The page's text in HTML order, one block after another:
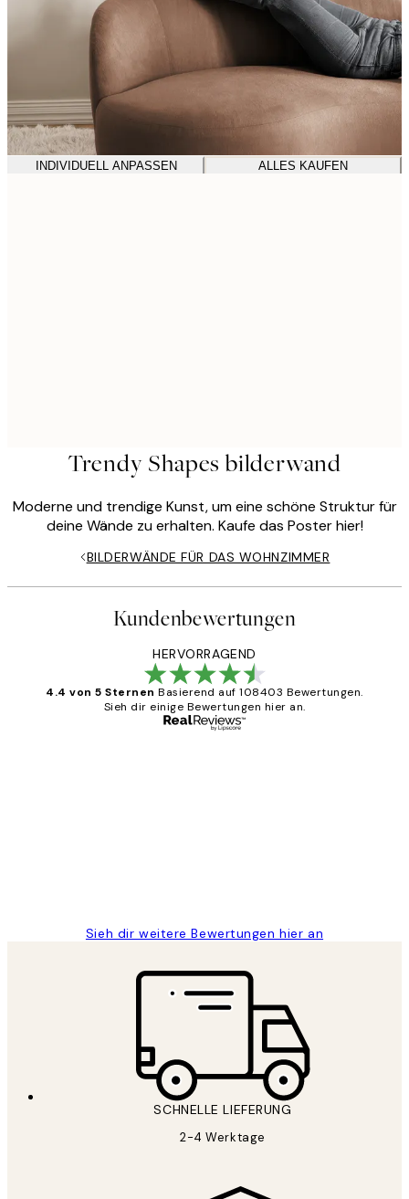
INDIVIDUELL ANPASSEN ALLES KAUFEN
Trendy Shapes bilderwand
Moderne und trendige Kunst, um eine schöne Struktur für
deine Wände zu erhalten. Kaufe das Poster hier!
BILDERWÄNDE FÜR DAS WOHNZIMMER
Kundenbewertungen
HERVORRAGEND
4.4 von 5 Sternen Basierend auf 108403 Bewertungen.
Sieh dir einige Bewertungen hier an.
Sieh dir weitere Bewertungen hier an
SCHNELLE LIEFERUNG
2-4 Werktage